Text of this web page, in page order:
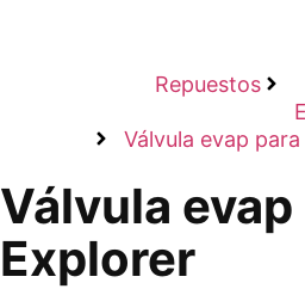
Repuestos
Válvula evap
Válvula evap
Explorer